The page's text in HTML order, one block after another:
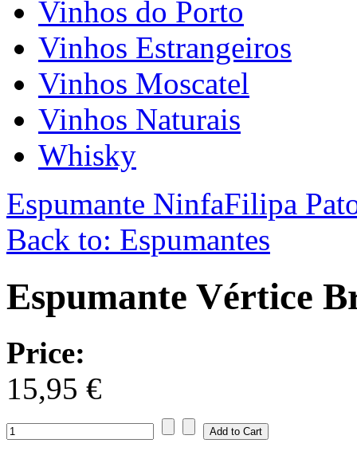
Vinhos do Porto
Vinhos Estrangeiros
Vinhos Moscatel
Vinhos Naturais
Whisky
Espumante NinfaFilipa
Back to: Espumantes
Espumante Vértice
Price:
15,95 €